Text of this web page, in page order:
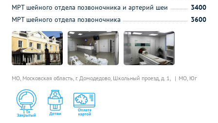
МО, Московская область, г. Домодедово, Школьный проезд, д. 1, МО, Юг
МРТ шейного отдела позвоночника и артерий шеи
3400
МРТ шейного отдела позвоночника
3600